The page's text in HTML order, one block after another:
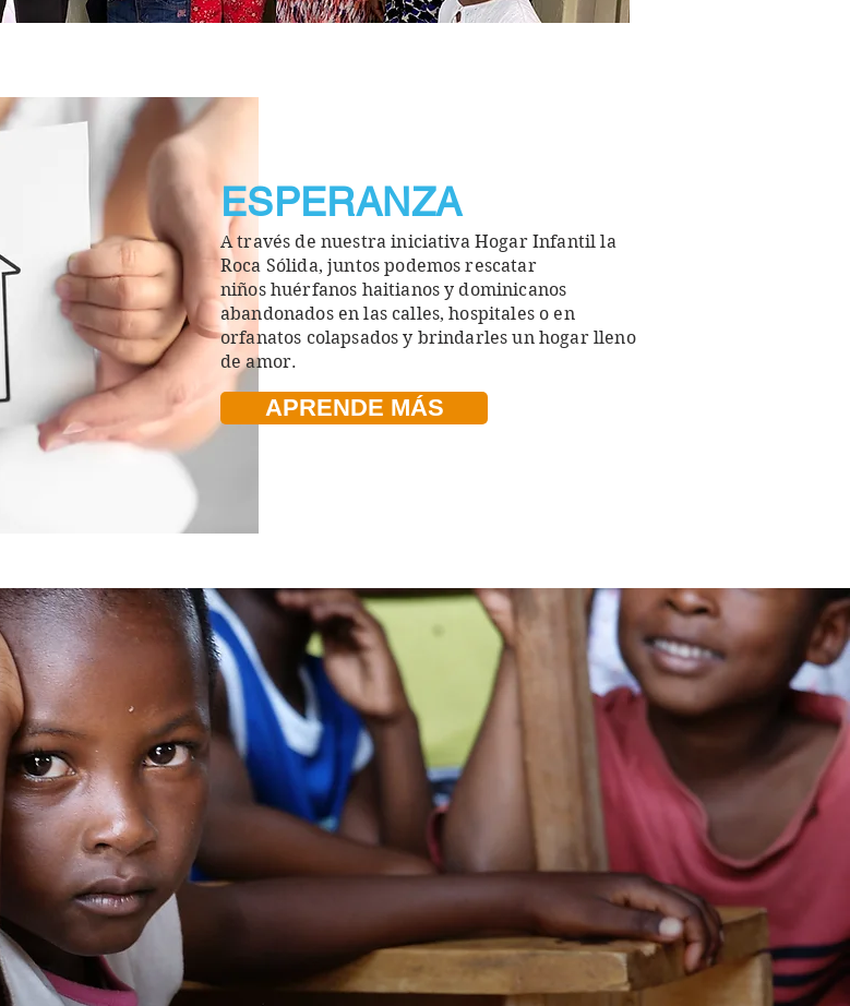
ESPERANZA
A través de nuestra iniciativa Hogar Infantil la
Roca Sólida, juntospodemos rescatar
niños huérfanos haitianos y dominicanos
abandonados en las calles, hospitales o en
orfanatos colapsados y brindarles un hogar lleno
de amor.
APRENDE MÁS